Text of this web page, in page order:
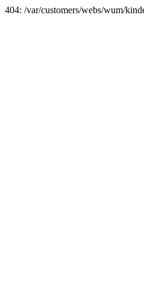
404: /var/customers/webs/wum/